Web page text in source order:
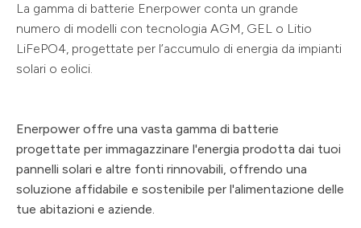
La gamma di batterie Enerpower conta un grande
numero di modelli con tecnologia AGM, GEL o Litio
LiFePO4, progettate per l’accumulo di energia da impianti
solari o eolici.
Enerpower offre una vasta gamma di batterie
progettate per immagazzinare l'energia prodotta dai tuoi
pannelli solari e altre fonti rinnovabili, offrendo una
soluzione affidabile e sostenibile per l'alimentazione delle
tue abitazioni e aziende.